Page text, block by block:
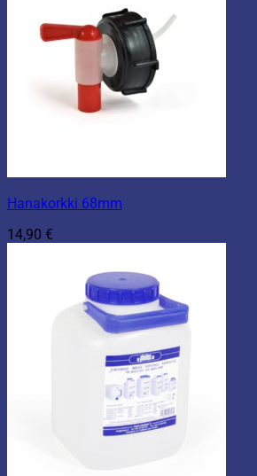
Hanakorkki 68mm
14,90 €